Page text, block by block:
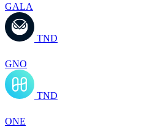
GALA
TND
GNO
TND
ONE